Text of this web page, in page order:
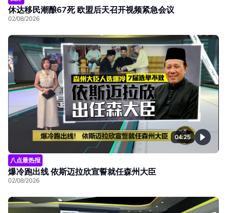
休达移民潮酿67死 欧盟后天召开视频紧急会议
02/08/2026
04:25
八点最热报
爆冷跑出线 依斯迈拉欣宣誓就任森州大臣
02/08/2026